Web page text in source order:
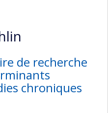
de recherche
chroniques